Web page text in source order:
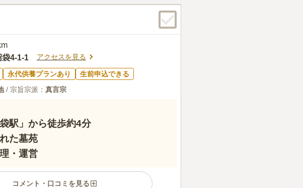
口コミの続きを読む
4-1-1
アクセスを見る
永代供養プランあり
生前申込できる
/ 宗旨宗派： 真言宗
駅」から徒歩約4分
た墓苑
・運営
コメント・口コミを見る